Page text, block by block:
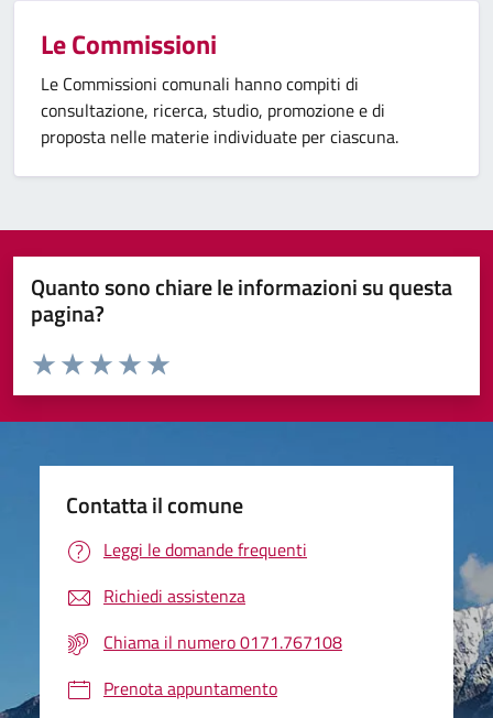
Le Commissioni
Le Commissioni comunali hanno compiti di
consultazione, ricerca, studio, promozione e di
proposta nelle materie individuate per ciascuna.
Quanto sono chiare le informazioni su questa
pagina?
Valuta da 1 a 5 stelle la pagina
Valuta 5 stelle su 5
Valuta 4 stelle su 5
Valuta 3 stelle su 5
Valuta 2 stelle su 5
Valuta 1 stelle su 5
Contatta il comune
Leggi le domande frequenti
Richiedi assistenza
Chiama il numero 0171.767108
Prenota appuntamento